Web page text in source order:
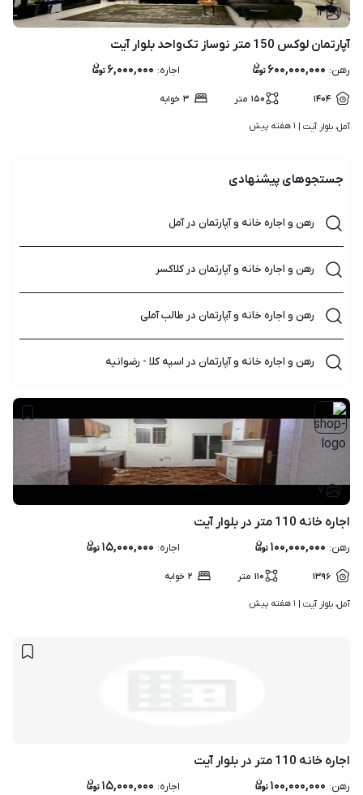
۱۲
آپارتمان لوکس 150 متر نوساز تک‌واحد بلوار آیت
رهن: ۶۰۰,۰۰۰,۰۰۰ اجاره: ۶,۰۰۰,۰۰۰
۱۴۰۴ ۱۵۰ متر ۳ خوابه
آمل، بلوار آیت | ۱ هفته پیش
جستجوهای پیشنهادی
رهن و اجاره خانه و آپارتمان در آمل
رهن و اجاره خانه و آپارتمان در کلاکسر
رهن و اجاره خانه و آپارتمان در طالب آملی
رهن و اجاره خانه و آپارتمان در اسپه کلا - رضوانیه
۷
اجاره خانه 110 متر در بلوار آیت
رهن: ۱۰۰,۰۰۰,۰۰۰ اجاره: ۱۵,۰۰۰,۰۰۰
۱۳۹۶ ۱۱۰ متر ۲ خوابه
آمل، بلوار آیت | ۱ هفته پیش
اجاره خانه 110 متر در بلوار آیت
رهن: ۱۰۰,۰۰۰,۰۰۰ اجاره: ۱۵,۰۰۰,۰۰۰